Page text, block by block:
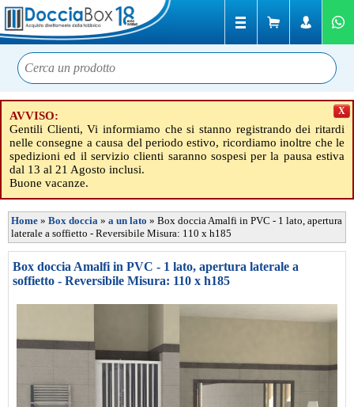
AVVISO:
Gentili Clienti, Vi informiamo che si stanno registrando dei ritardi
nelle consegne a causa del periodo estivo, ricordiamo inoltre che le
spedizioni ed il servizio clienti saranno sospesi per la pausa estiva
dal 13 al 21 Agosto inclusi.
Buone vacanze.
X
Home » Box doccia » a un lato » Box doccia Amalfi in PVC - 1 lato, apertura
laterale a soffietto - Reversibile Misura: 110 x h185
Box doccia Amalfi in PVC - 1 lato, apertura laterale a
soffietto - Reversibile Misura: 110 x h185